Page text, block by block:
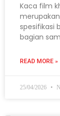
Kaca film
spesifikasi
bagian
READ MORE »
25/04/2026